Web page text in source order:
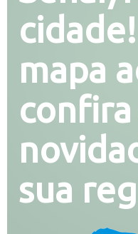
mapa
confira
sua